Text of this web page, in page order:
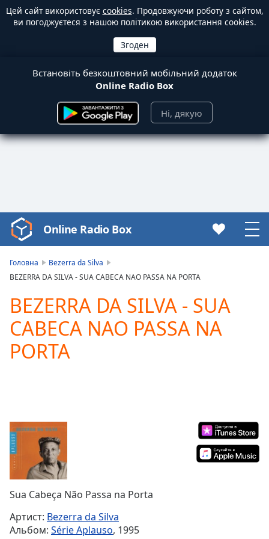
Цей сайт використовує cookies. Продовжуючи роботу з сайтом,
ви погоджуєтеся з нашою політикою використання cookies.
Встановіть безкоштовний мобільний додаток
Online Radio Box
Ні, дякую
Video
Player
loading.
Video
Play
Skip
Backward
Skip
Forward
Duration-:-
Loaded
0.00%
Stream
LIVE
Seek to
live,
behind
liveLIVE
Online Radio Box
Головна
Bezerra da Silva
BEZERRA DA SILVA - SUA CABECA NAO PASSA NA PORTA
BEZERRA DA SILVA - SUA
CABECA NAO PASSA NA
PORTA
Sua Cabeça Não Passa na Porta
Артист: Bezerra da Silva
Альбом: Série Aplauso, 1995